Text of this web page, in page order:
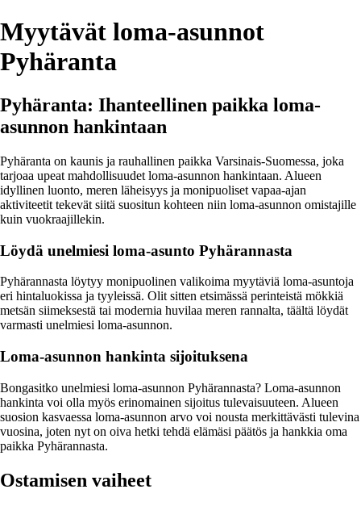
Myytävät loma-asunnot
Pyhäranta
Pyhäranta: Ihanteellinen paikka loma-
asunnon hankintaan
Pyhäranta on kaunis ja rauhallinen paikka Varsinais-Suomessa, joka
tarjoaa upeat mahdollisuudet loma-asunnon hankintaan. Alueen
idyllinen luonto, meren läheisyys ja monipuoliset vapaa-ajan
aktiviteetit tekevät siitä suositun kohteen niin loma-asunnon omistajille
kuin vuokraajillekin.
Löydä unelmiesi loma-asunto Pyhärannasta
Pyhärannasta löytyy monipuolinen valikoima myytäviä loma-asuntoja
eri hintaluokissa ja tyyleissä. Olit sitten etsimässä perinteistä mökkiä
metsän siimeksestä tai modernia huvilaa meren rannalta, täältä löydät
varmasti unelmiesi loma-asunnon.
Loma-asunnon hankinta sijoituksena
Bongasitko unelmiesi loma-asunnon Pyhärannasta? Loma-asunnon
hankinta voi olla myös erinomainen sijoitus tulevaisuuteen. Alueen
suosion kasvaessa loma-asunnon arvo voi nousta merkittävästi tulevina
vuosina, joten nyt on oiva hetki tehdä elämäsi päätös ja hankkia oma
paikka Pyhärannasta.
Ostamisen vaiheet